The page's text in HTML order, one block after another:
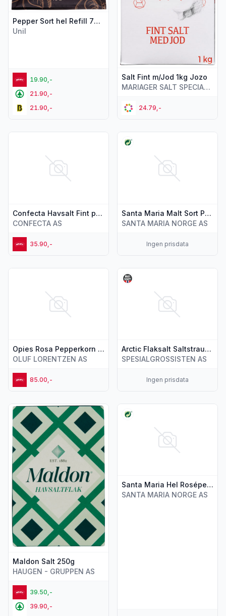
Pepper Sort hel Refill 70g Eldorado
Unil
19.90,-
21.90,-
21.90,-
Salt Fint m/Jod 1kg Jozo
MARIAGER SALT SPECIALTIES
24.79,-
Confecta Havsalt Fint pose 1kg
CONFECTA AS
35.90,-
Vis flere detaljer for produktet "Confecta Havsalt Fint pose
Santa Maria Malt Sort Pepper 31g
SANTA MARIA NORGE AS
Ingen prisdata
Vis flere detaljer for
Opies Rosa Pepperkorn 105g
OLUF LORENTZEN AS
85.00,-
Vis flere detaljer for produktet "Opies Rosa Pepperkorn
Arctic Flaksalt Saltstraumen 110g
SPESIALGROSSISTEN AS
Ingen prisdata
Vis flere detaljer for
Maldon Salt 250g
HAUGEN - GRUPPEN AS
39.50,-
39.90,-
Vis flere detaljer for produktet "Maldon Salt 250g"
Santa Maria Hel Rosépepper 21g
SANTA MARIA NORGE AS
Vis flere detaljer for